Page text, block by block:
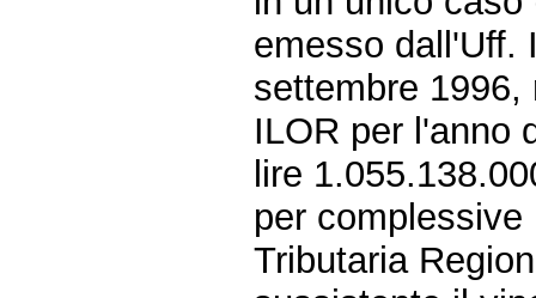
emesso dall'Uff.
settembre
ILOR per l'anno
lire
per
Tributaria